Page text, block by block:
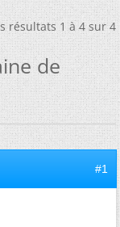
résultats 1 à 4 sur 4
de
#1